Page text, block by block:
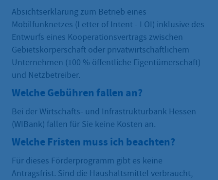
Absichtserklärung zum Betrieb eines
Mobilfunknetzes (Letter of Intent - LOI) inklusive des
Entwurfs eines Kooperationsvertrags zwischen
Gebietskörperschaft oder privatwirtschaftlichem
Unternehmen (100 % öffentliche Eigentümerschaft)
und Netzbetreiber.
Welche Gebühren fallen an?
Bei der Wirtschafts- und Infrastrukturbank Hessen
(WIBank) fallen für Sie keine Kosten an.
Welche Fristen muss ich beachten?
Für dieses Förderprogramm gibt es keine
Antragsfrist. Sind die Haushaltsmittel verbraucht,